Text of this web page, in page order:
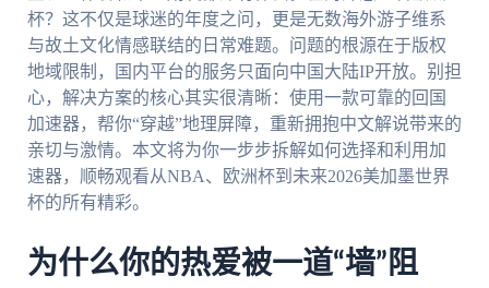
杯？这不仅是球迷的年度之问，更是无数海外游子维系
与故土文化情感联结的日常难题。问题的根源在于版权
地域限制，国内平台的服务只面向中国大陆IP开放。别担
心，解决方案的核心其实很清晰：使用一款可靠的回国
加速器，帮你“穿越”地理屏障，重新拥抱中文解说带来的
亲切与激情。本文将为你一步步拆解如何选择和利用加
速器，顺畅观看从NBA、欧洲杯到未来2026美加墨世界
杯的所有精彩。
为什么你的热爱被一道“墙”阻